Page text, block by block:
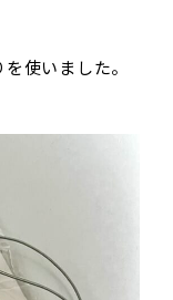
使いました。